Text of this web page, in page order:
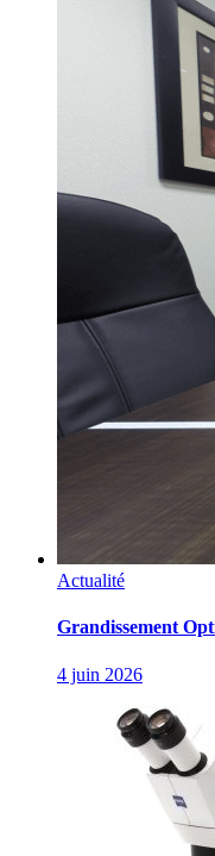
Actualité
Grandissement
4 juin 2026